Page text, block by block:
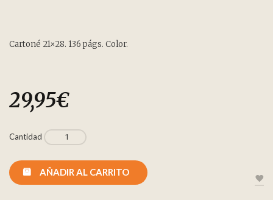
Cartoné 21×28. 136 págs. Color.
29,95€
Cantidad
AÑADIR AL CARRITO